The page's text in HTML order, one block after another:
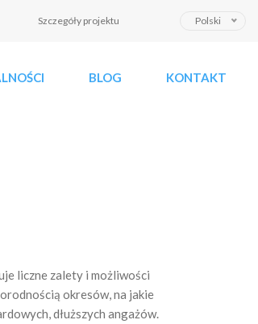
Szczegóły projektu
i
Polski
BLOG KONTAKT
liczne zalety i możliwości
okresów, na jakie
dłuższych angażów.